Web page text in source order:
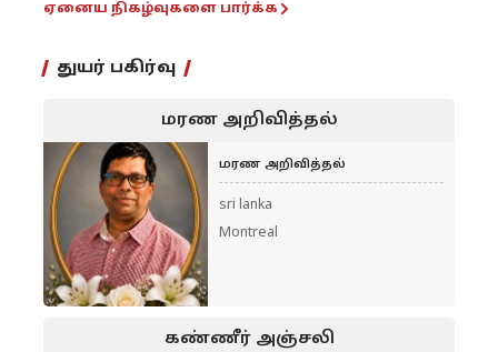
ஏனைய நிகழ்வுகளை பார்க்க
துயர் பகிர்வு
மரண அறிவித்தல்
மரண அறிவித்தல்
sri lanka
Montreal
கண்ணீர் அஞ்சலி